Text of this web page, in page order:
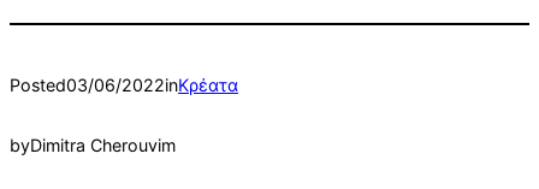
Posted03/06/2022inΚρέατα
byDimitra Cherouvim